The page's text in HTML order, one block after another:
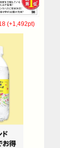
(+1,492pt)